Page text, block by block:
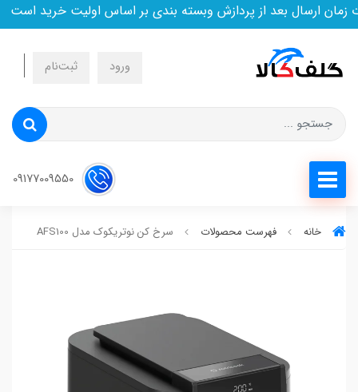
بعد از پردازش وبسته بندی بر اساس اولیت خرید است
ورود ثبت‌نام
خانه فهرست محصولات سرخ کن نوتریکوک مدل AFS100